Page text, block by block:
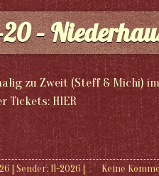
–
zu Zweit (Steff & Michi)
Tickets: HIER
|Sender:11-2026| Keine